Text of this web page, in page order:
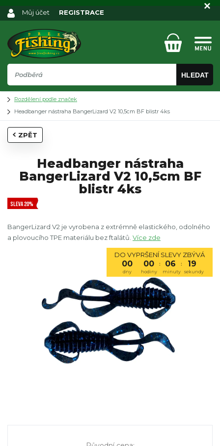
HLEDAT
Můj účet REGISTRACE
Rozdělení podle značek
Headbanger nástraha BangerLizard V2 10,5cm BF blistr 4ks
ZPĚT
Headbanger nástraha
BangerLizard V2 10,5cm BF
blistr 4ks
SLEVA 20%
BangerLizard V2 je vyrobena z extrémně elastického, odolného
a plovoucího TPE materiálu bez ftalátů. Více zde
DO VYPRŠENÍ SLEVY ZBÝVÁ
00 00 : 06 : 19
dny hodiny minuty sekundy